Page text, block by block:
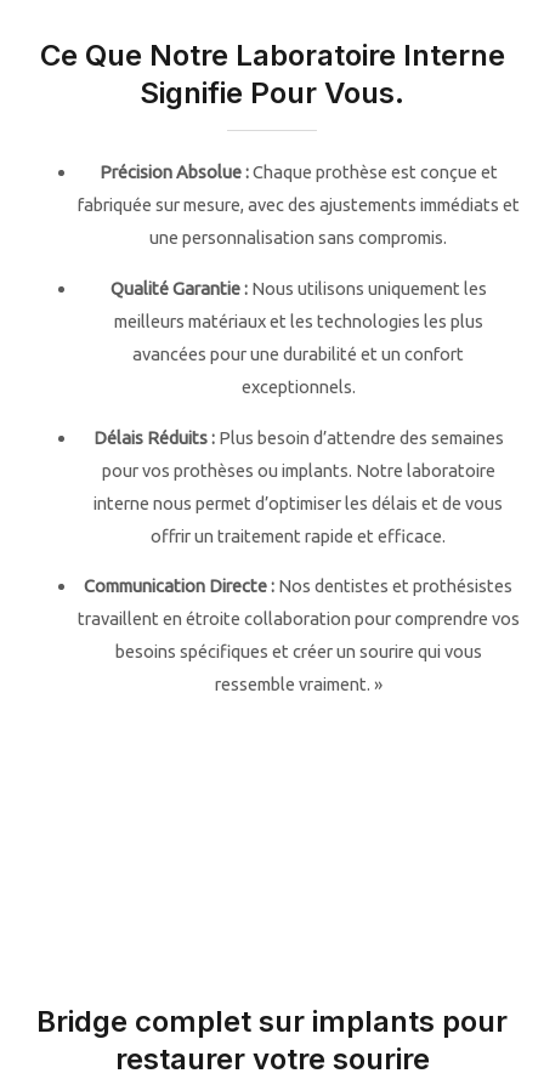
Ce Que Notre Laboratoire Interne
Signifie Pour Vous.
Précision Absolue :Chaque prothèse est conçue et
fabriquée sur mesure, avec des ajustements immédiats et
une personnalisation sans compromis.
Qualité Garantie :Nous utilisons uniquement les
meilleurs matériaux et les technologies les plus
avancées pour une durabilité et un confort
exceptionnels.
Délais Réduits :Plus besoin d’attendre des semaines
pour vos prothèses ou implants. Notre laboratoire
interne nous permet d’optimiser les délais et de vous
offrir un traitement rapide et efficace.
Communication Directe : Nos dentistes et prothésistes
travaillent en étroite collaboration pour comprendre vos
besoins spécifiques et créer un sourire qui vous
ressemble vraiment. »
Bridge complet sur implants pour
restaurer votre sourire